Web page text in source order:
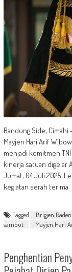
Bandung Side,
Mayjen Hari Arif
menjadi komitmen
kinerja satuan digelar
Jumat, 04 Juli 2025.
kegiatan serah terima
Tagged Brigjen
sambut
Mayjen Hari
Penghentian